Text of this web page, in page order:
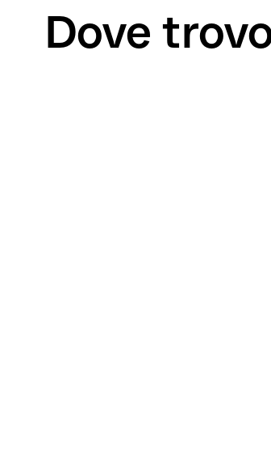
Dove